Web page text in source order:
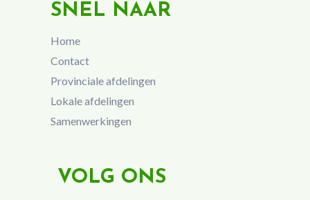
SNEL NAAR
Home
Contact
Provinciale afdelingen
Lokale afdelingen
Samenwerkingen
VOLG ONS